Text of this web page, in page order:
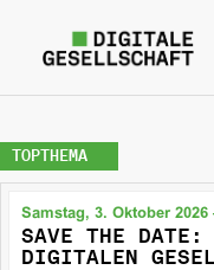
TOPTHEMA
Samstag, 3. Oktober 2026
SAVE THE DATE:
DIGITALEN